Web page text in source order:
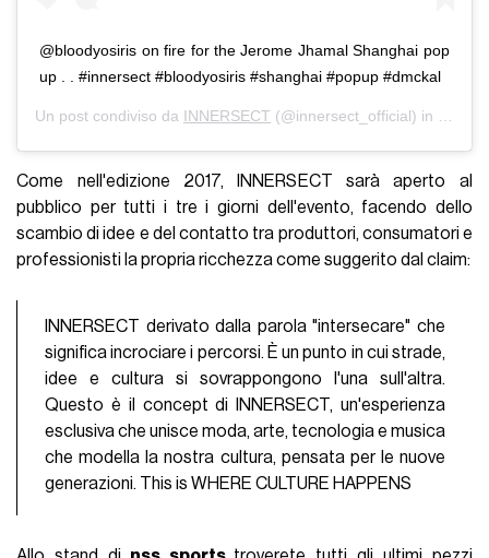
@bloodyosiris on fire for the Jerome Jhamal Shanghai pop
up . . #innersect #bloodyosiris #shanghai #popup #dmckal
Un post condiviso da INNERSECT (@innersect_official) in data:
Come nell'edizione 2017, INNERSECT sarà aperto al
pubblico per tutti i tre i giorni dell'evento, facendo dello
scambio di idee e del contatto tra produttori, consumatori e
professionisti la propria ricchezza come suggerito dal claim:
INNERSECT derivato dalla parola "intersecare" che
significa incrociare i percorsi. È un punto in cui strade,
idee e cultura si sovrappongono l'una sull'altra.
Questo è il concept di INNERSECT, un'esperienza
esclusiva che unisce moda, arte, tecnologia e musica
che modella la nostra cultura, pensata per le nuove
generazioni. This is WHERE CULTURE HAPPENS